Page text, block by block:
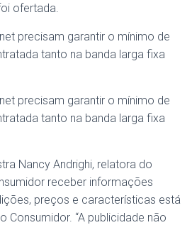
ofertada.
precisam garantir o mínimo de
tanto na banda larga fixa
precisam garantir o mínimo de
tanto na banda larga fixa
Nancy Andrighi, relatora do
receber informações
preços e características está
Consumidor. “A publicidade não